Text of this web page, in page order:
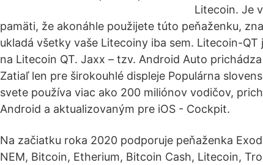
Litecoin. Je
pamäti, že akonáhle použijete túto peňaženku,
ukladá všetky vaše Litecoiny iba sem. Litecoin-QT
na Litecoin QT. Jaxx – tzv. Android Auto
Zatiaľ len pre širokouhlé displeje Populárna
svete používa viac ako 200 miliónov vodičov,
Android a aktualizovaným pre iOS - Cockpit.
Na začiatku roka 2020 podporuje peňaženka
NEM, Bitcoin, Etherium, Bitcoin Cash, Litecoin,